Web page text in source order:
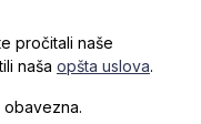
pročitali naše
naša opšta uslova.